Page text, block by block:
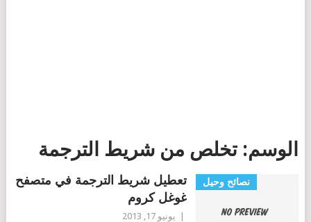
الوسم: تخلص من شريط الترجمة
نصائح وحيل
تعطيل شريط الترجمة في متصفح
غوغل كروم
يونيو 17, 2013